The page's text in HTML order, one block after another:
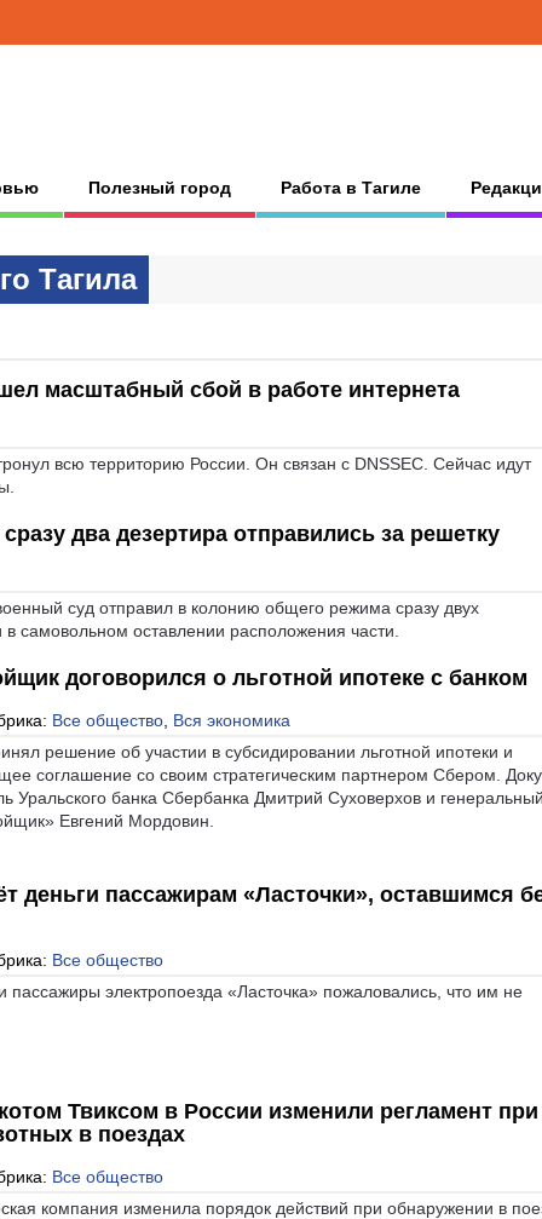
Полезный город Работа в Тагиле
Тaгилa
масштабный сбой в работе интернета
всю территорию России. Он связан с DNSSEC. Сейчас идут
два дезертира отправились за решетку
суд отправил в колонию общего режима сразу двух
оставлении расположения части.
договорился о льготной ипотеке с банком
Все общество Вся экономика
решение об участии в субсидировании льготной ипотеки и
соглашение со своим стратегическим партнером Сбером.
Уральского банка Сбербанка Дмитрий Суховерхов и
Евгений Мордовин.
деньги пассажирам «Ласточки», оставшимся
Все общество
пассажиры электропоезда «Ласточка» пожаловались, что им не
Твиксом в России изменили регламент при
в поездах
Все общество
компания изменила порядок действий при обнаружении в